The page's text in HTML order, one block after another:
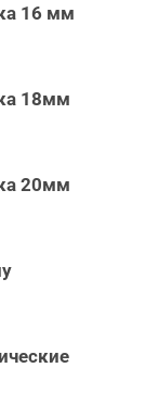
16 мм
18мм
20мм